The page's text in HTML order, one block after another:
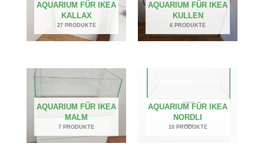
AQUARIUM FÜR IKEA
KALLAX
27 PRODUKTE
AQUARIUM FÜR IKEA
KULLEN
6 PRODUKTE
AQUARIUM FÜR IKEA
MALM
7 PRODUKTE
AQUARIUM FÜR IKEA
NORDLI
10 PRODUKTE